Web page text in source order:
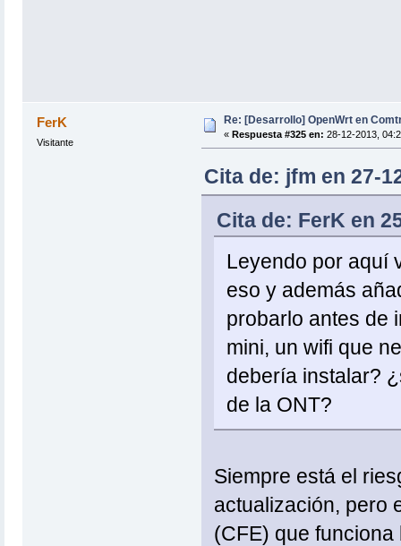
FerK
Visitante
Re: [Desarrollo] OpenWrt en
« Respuesta #325 en: 28-12-2013,
Cita de: jfm en 27-
Cita de: FerK en
Leyendo por aquí
eso y además
probarlo antes de
mini, un wifi que
debería instalar?
de la ONT?
Siempre está el
actualización, pero
(CFE) que